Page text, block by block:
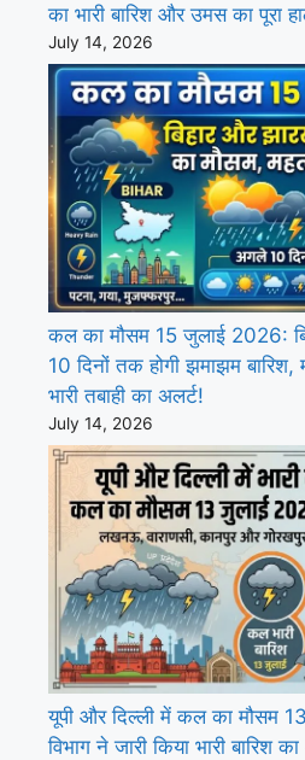
का भारी बारिश और उमस का पूरा
July 14, 2026
कल का मौसम 15 जुलाई 2026:
10 दिनों तक होगी झमाझम बारिश,
भारी तबाही का अलर्ट!
July 14, 2026
यूपी और दिल्ली में कल का मौसम
विभाग ने जारी किया भारी बारिश